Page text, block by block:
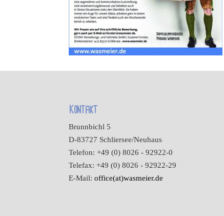
Kontakt
Brunnbichl 5
D-83727 Schliersee/Neuhaus
Telefon: +49 (0) 8026 - 92922-0
Telefax: +49 (0) 8026 - 92922-29
E-Mail:office(at)wasmeier.de